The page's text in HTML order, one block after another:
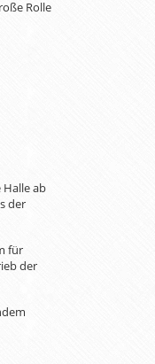
Rolle
ab
der
für
der